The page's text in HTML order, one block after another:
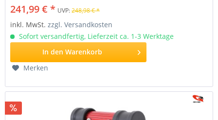
241,99 € * UVP:248,98 € *
inkl. MwSt.zzgl. Versandkosten
Sofort versandfertig, Lieferzeit ca. 1-3 Werktage
In den Warenkorb
Merken